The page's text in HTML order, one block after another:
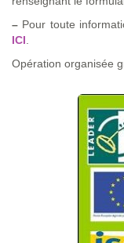
– Pour toute
ICI
Opération organisée